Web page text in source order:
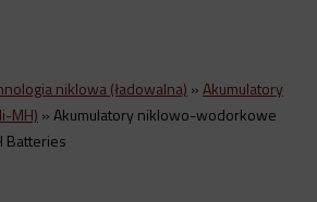
niklowa (ładowalna) »Akumulatory
MH) »Akumulatory niklowo-wodorkowe
Batteries